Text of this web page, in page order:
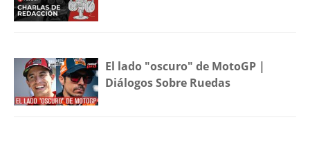
El lado "oscuro" de MotoGP |
Diálogos Sobre Ruedas